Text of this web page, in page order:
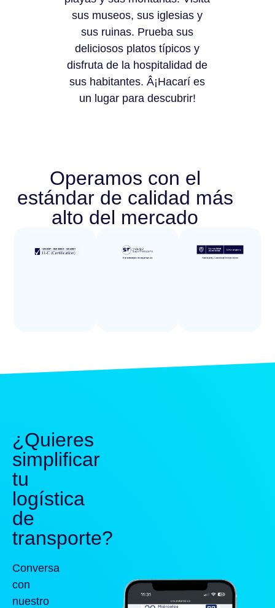
sus museos, sus iglesias y
sus ruinas. Prueba sus
deliciosos platos típicos y
disfruta de la hospitalidad de
sus habitantes. Â¡Hacarí es
un lugar para descubrir!
Operamos con el
estándar de calidad más
alto del mercado
¿Quieres
simplificar
tu
logística
de
transporte?
Conversa
con
nuestro